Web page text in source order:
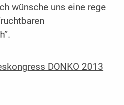
wünsche uns eine rege
DONKO 2013